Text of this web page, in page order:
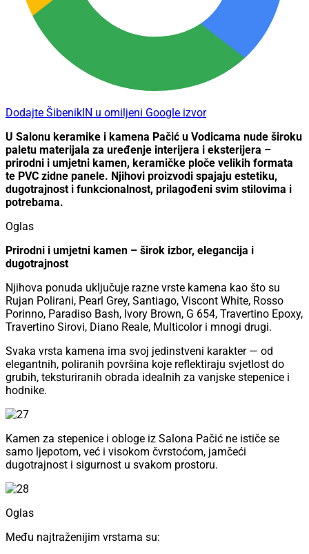
Dodajte ŠibenikIN u omiljeni Google izvor
U Salonu keramike i kamena Pačić u Vodicama nude široku
paletu materijala za uređenje interijera i eksterijera –
prirodni i umjetni kamen, keramičke ploče velikih formata
te PVC zidne panele. Njihovi proizvodi spajaju estetiku,
dugotrajnost i funkcionalnost, prilagođeni svim stilovima i
potrebama.
Oglas
Prirodni i umjetni kamen – širok izbor, elegancija i
dugotrajnost
Njihova ponuda uključuje razne vrste kamena kao što su
Rujan Polirani, Pearl Grey, Santiago, Viscont White, Rosso
Porinno, Paradiso Bash, Ivory Brown, G 654, Travertino Epoxy,
Travertino Sirovi, Diano Reale, Multicolor i mnogi drugi.
Svaka vrsta kamena ima svoj jedinstveni karakter — od
elegantnih, poliranih površina koje reflektiraju svjetlost do
grubih, teksturiranih obrada idealnih za vanjske stepenice i
hodnike.
Kamen za stepenice i obloge iz Salona Pačić ne ističe se
samo ljepotom, već i visokom čvrstoćom, jamčeći
dugotrajnost i sigurnost u svakom prostoru.
Oglas
Među najtraženijim vrstama su: